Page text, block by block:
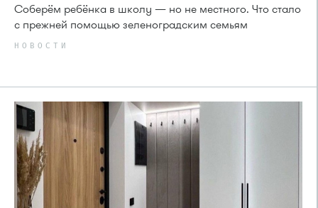
Соберём ребёнка в школу — но не местного. Что стало
с прежней помощью зеленоградским семьям
НОВОСТИ